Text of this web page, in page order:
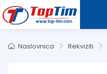
Naslovnica Rekviziti